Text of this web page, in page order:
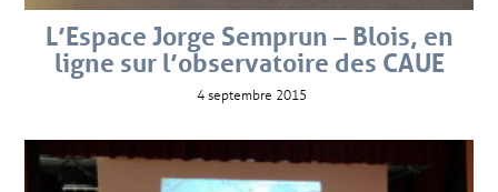
L’Espace Jorge Semprun – Blois, en
ligne sur l’observatoire des CAUE
4 septembre 2015